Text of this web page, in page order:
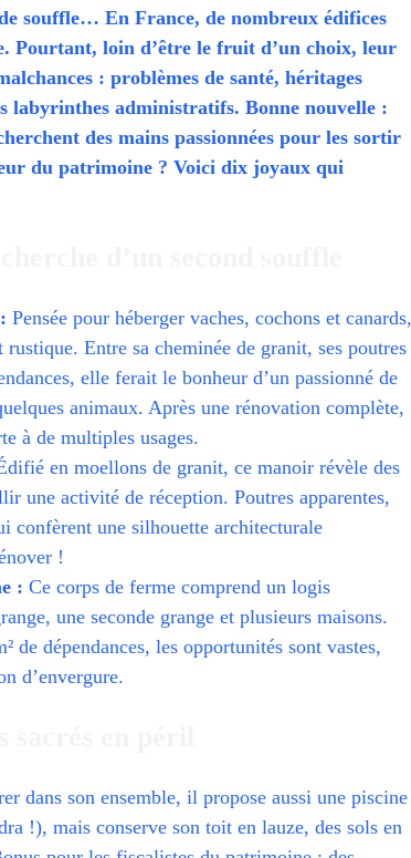
souffle… En France, de nombreux édifices
Pourtant, loin d’être le fruit d’un choix, leur
: problèmes de santé, héritages
labyrinthes administratifs. Bonne nouvelle :
des mains passionnées pour les sortir
du patrimoine ? Voici dix joyaux qui
Pensée pour héberger vaches, cochons et canards,
Entre sa cheminée de granit, ses poutres
elle ferait le bonheur d’un passionné de
animaux. Après une rénovation complète,
à de multiples usages.
en moellons de granit, ce manoir révèle des
une activité de réception. Poutres apparentes,
confèrent une silhouette architecturale
!
: Ce corps de ferme comprend un logis
une seconde grange et plusieurs maisons.
de dépendances, les opportunités sont vastes,
d’envergure.
dans son ensemble, il propose aussi une piscine
!), mais conserve son toit en lauze, des sols en